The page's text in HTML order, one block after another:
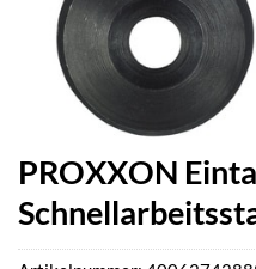
PROXXON